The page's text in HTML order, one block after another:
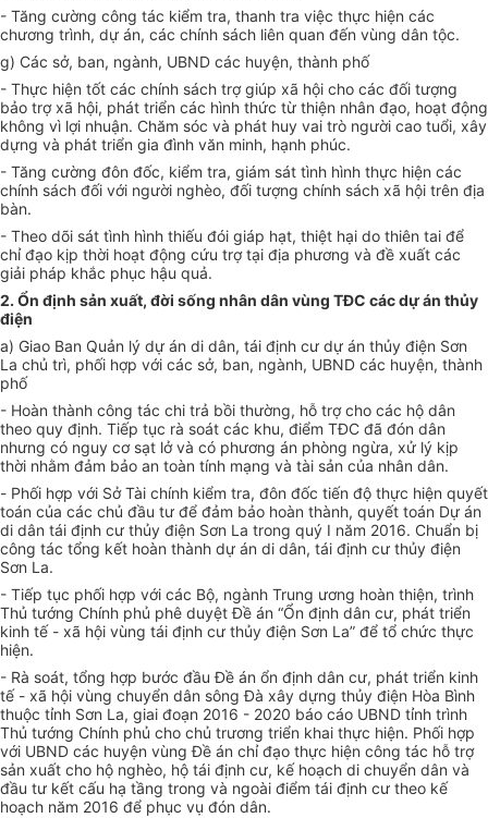
- Tăng cường công tác kiểm tra, thanh tra việc thực hiện các
chương trình, dự án, các chính sách liên quan đến vùng dân tộc.
g) Các sở, ban, ngành, UBND các huyện, thành phố
- Thực hiện tốt các chính sách trợ giúp xã hội cho các đối tượng
bảo trợ xã hội, phát triển các hình thức từ thiện nhân đạo, hoạt động
không vì lợi nhuận. Chăm sóc và phát huy vai trò người cao tuổi, xây
dựng và phát triển gia đình văn minh, hạnh phúc.
- Tăng cường đôn đốc, kiểm tra, giám sát tình hình thực hiện các
chính sách đối với người nghèo, đối tượng chính sách xã hội trên địa
bàn.
- Theo dõi sát tình hình thiếu đói giáp hạt, thiệt hại do thiên tai để
chỉ đạo kịp thời hoạt động cứu trợ tại địa phương và đề xuất các
giải pháp khắc phục hậu quả.
2. Ổn định sản xuất, đời sống nhân dân vùng TĐC các dự án thủy
điện
a) Giao Ban Quản lý dự án di dân, tái định cư dự án thủy điện Sơn
La chủ trì, phối hợp với các sở, ban, ngành, UBND các huyện, thành
phố
- Hoàn thành công tác chi trả bồi thường, hỗ trợ cho các hộ dân
theo quy định. Tiếp tục rà soát các khu, điểm TĐC đã đón dân
nhưng có nguy cơ sạt lở và có phương án phòng ngừa, xử lý kịp
thời nhằm đảm bảo an toàn tính mạng và tài sản của nhân dân.
- Phối hợp với Sở Tài chính kiểm tra, đôn đốc tiến độ thực hiện quyết
toán của các chủ đầu tư để đảm bảo hoàn thành, quyết toán Dự án
di dân tái định cư thủy điện Sơn La trong quý I năm 2016. Chuẩn bị
công tác tổng kết hoàn thành dự án di dân, tái định cư thủy điện
Sơn La.
- Tiếp tục phối hợp với các Bộ, ngành Trung ương hoàn thiện, trình
Thủ tướng Chính phủ phê duyệtĐề án “Ổn định dân cư, phát triển
kinh tế - xã hội vùng tái định cư thủy điện Sơn La” để tổ chức thực
hiện.
- Rà soát, tổng hợp bước đầu Đề án ổn định dân cư, phát triển kinh
tế - xã hội vùng chuyển dân sông Đà xây dựng thủy điện Hòa Bình
thuộc tỉnh Sơn La, giai đoạn 2016 - 2020 báo cáo UBND tỉnh trình
Thủ tướng Chính phủ cho chủ trương triển khai thực hiện. Phối hợp
với UBND các huyện vùng Đề án chỉ đạo thực hiện công tác hỗ trợ
sản xuất cho hộ nghèo, hộ tái định cư, kế hoạch di chuyển dân và
đầu tư kết cấu hạ tầng trong và ngoài điểm tái định cư theo kế
hoạch năm 2016 để phục vụ đón dân.